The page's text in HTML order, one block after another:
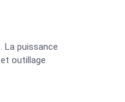
La puissance
outillage